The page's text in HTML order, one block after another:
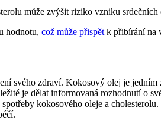
může zvýšit riziko vzniku srdečních
hodnotu, což může přispět k přibírání na
svého zdraví. Kokosový olej je
je dělat informovaná rozhodnutí o
kokosového oleje a